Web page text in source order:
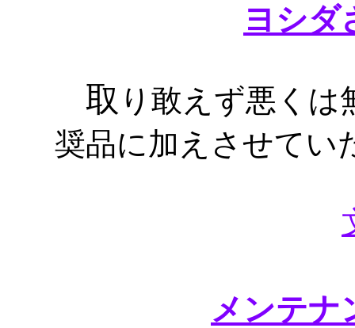
ヨシダ
取 り敢えず悪くは
奨品に加えさせてい
メンテナ